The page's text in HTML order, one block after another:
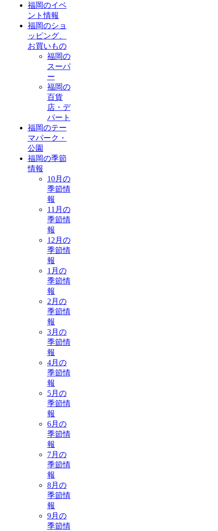
福岡のイベ
ント情報
福岡のショ
ッピング、
お買いもの
福岡の
スーパ
ー
福岡の
百貨
店・デ
パート
福岡のテー
マパーク・
公園
福岡の季節
情報
10月の
季節情
報
11月の
季節情
報
12月の
季節情
報
1月の
季節情
報
2月の
季節情
報
3月の
季節情
報
4月の
季節情
報
5月の
季節情
報
6月の
季節情
報
7月の
季節情
報
8月の
季節情
報
9月の
季節情